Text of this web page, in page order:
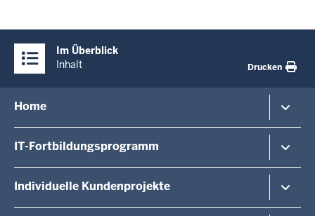
Inhalte
Im Überblick
Inhalt
Drucken
in
der
Fußzeile
Home
Veranstaltungsorte/-formate
Über uns
Kontakt
IT-Fortbildungsprogramm
Individuelle Kundenprojekte